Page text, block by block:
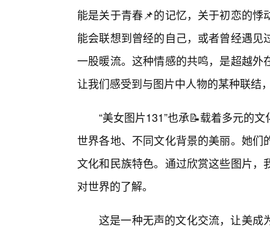
能是关于青春📌的记忆，关于初恋的
能会联想到曾经的自己，或者曾经遇
一股暖流。这种情感的共鸣，是超越
让我们感受到与图片中人物的某种联结
“美女图片131”也承📝载着多元的
世界各地、不同文化背景的美丽。她
文化和民族特色。通过欣赏这些图片
对世界的了解。
这是一种无声的文化交流，让美成